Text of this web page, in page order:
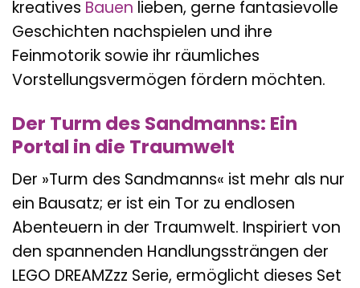
kreatives Bauen lieben, gerne fantasievolle
Geschichten nachspielen und ihre
Feinmotorik sowie ihr räumliches
Vorstellungsvermögen fördern möchten.
Der Turm des Sandmanns: Ein
Portal in die Traumwelt
Der »Turm des Sandmanns« ist mehr als nur
ein Bausatz; er ist ein Tor zu endlosen
Abenteuern in der Traumwelt. Inspiriert von
den spannenden Handlungssträngen der
LEGO DREAMZzz Serie, ermöglicht dieses Set